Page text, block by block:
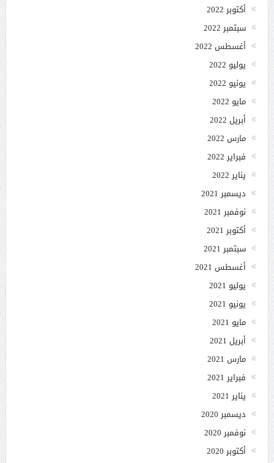
أكتوبر 2022
سبتمبر 2022
أغسطس 2022
يوليو 2022
يونيو 2022
مايو 2022
أبريل 2022
مارس 2022
فبراير 2022
يناير 2022
ديسمبر 2021
نوفمبر 2021
أكتوبر 2021
سبتمبر 2021
أغسطس 2021
يوليو 2021
يونيو 2021
مايو 2021
أبريل 2021
مارس 2021
فبراير 2021
يناير 2021
ديسمبر 2020
نوفمبر 2020
أكتوبر 2020